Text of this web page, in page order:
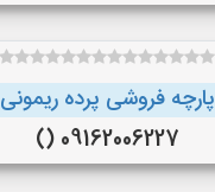
پارچه فروشی پرده ریمونی
09162006227 ()